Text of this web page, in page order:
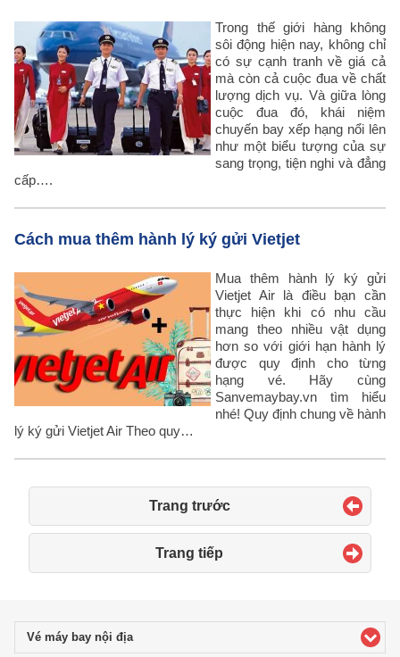
Trong thế giới hàng không
sôi động hiện nay, không chỉ
có sự cạnh tranh về giá cả
mà còn cả cuộc đua về chất
lượng dịch vụ. Và giữa lòng
cuộc đua đó, khái niệm
chuyến bay xếp hạng nổi lên
như một biểu tượng của sự
sang trọng, tiện nghi và đẳng
cấp….
Cách mua thêm hành lý ký gửi Vietjet
Mua thêm hành lý ký gửi
Vietjet Air là điều bạn cần
thực hiện khi có nhu cầu
mang theo nhiều vật dụng
hơn so với giới hạn hành lý
được quy định cho từng
hạng vé. Hãy cùng
Sanvemaybay.vn tìm hiểu
nhé! Quy định chung về hành
lý ký gửi Vietjet Air Theo quy…
Trang trước
Trang tiếp
Vé máy bay nội địaclick to expand contents